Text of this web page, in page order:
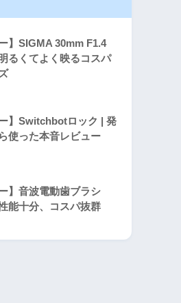
】SIGMA 30mm F1.4
るくてよく映るコスパ
ー】Switchbotロック | 発
使った本音レビュー
】音波電動歯ブラシ
能十分、コスパ抜群